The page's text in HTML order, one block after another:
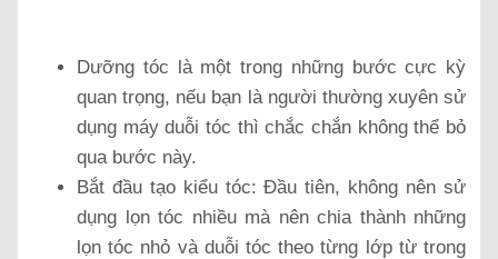
Dưỡng tóc là một trong những bước cực kỳ
quan trọng, nếu bạn là người thường xuyên sử
dụng máy duỗi tóc thì chắc chắn không thể bỏ
qua bước này.
Bắt đầu tạo kiểu tóc: Đầu tiên, không nên sử
dụng lọn tóc nhiều mà nên chia thành những
lọn tóc nhỏ và duỗi tóc theo từng lớp từ trong